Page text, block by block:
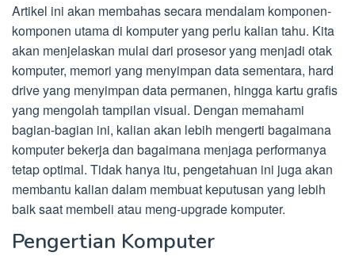
Artikel ini akan membahas secara mendalam komponen-
komponen utama di komputer yang perlu kalian tahu. Kita
akan menjelaskan mulai dari prosesor yang menjadi otak
komputer, memori yang menyimpan data sementara, hard
drive yang menyimpan data permanen, hingga kartu grafis
yang mengolah tampilan visual. Dengan memahami
bagian-bagian ini, kalian akan lebih mengerti bagaimana
komputer bekerja dan bagaimana menjaga performanya
tetap optimal. Tidak hanya itu, pengetahuan ini juga akan
membantu kalian dalam membuat keputusan yang lebih
baik saat membeli atau meng-upgrade komputer.
Pengertian Komputer